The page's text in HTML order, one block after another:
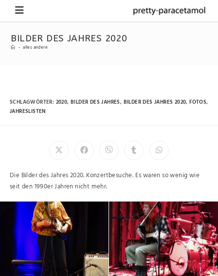
BILDER DES JAHRES 2020
- alles andere
SCHLAGWÖRTER: 2020, BILDER DES JAHRES, BILDER DES JAHRES 2020, FOTOS,
JAHRESLISTEN
Die Bilder des Jahres 2020. Konzertbesuche. Es waren so wenig wie
seit den 1990er Jahren nicht mehr.